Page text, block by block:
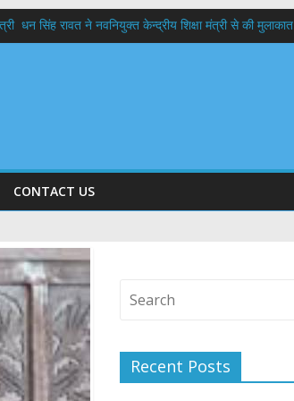
धन सिंह रावत ने नवनियुक्त केन्द्रीय शिक्षा मंत्री से की मुलाकात
सम्मानित
CONTACT US
Recent Posts